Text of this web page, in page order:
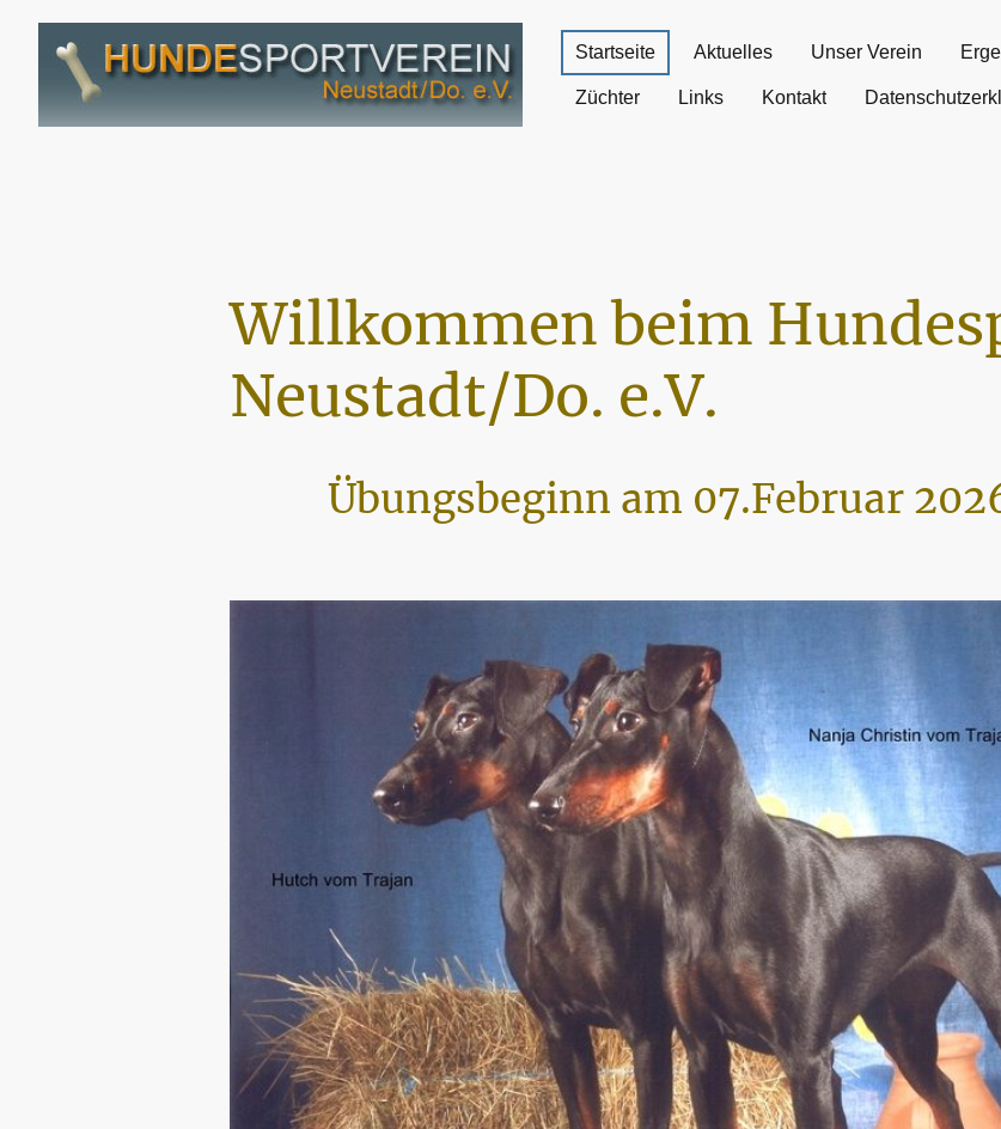
Startseite Aktuelles Unser Verein
Züchter Links Kontakt
Willkommen beim
Neustadt/Do. e.V.
Übungsbeginn am 07.Februar